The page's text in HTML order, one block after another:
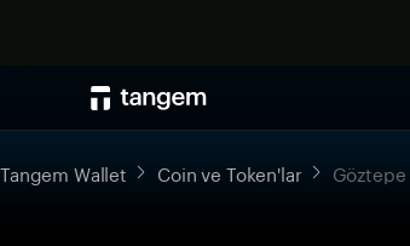
Tangem Wallet Coin ve Token'lar Göztepe